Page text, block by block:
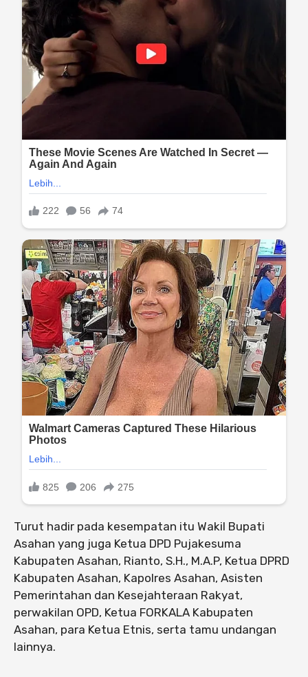
Turut hadir pada kesempatan itu Wakil Bupati
Asahan yang juga Ketua DPD Pujakesuma
Kabupaten Asahan, Rianto, S.H., M.A.P, Ketua DPRD
Kabupaten Asahan, Kapolres Asahan, Asisten
Pemerintahan dan Kesejahteraan Rakyat,
perwakilan OPD, Ketua FORKALA Kabupaten
Asahan, para Ketua Etnis, serta tamu undangan
lainnya.